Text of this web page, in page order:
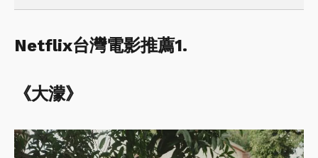
Netflix台灣電影推薦1.
《大濛》